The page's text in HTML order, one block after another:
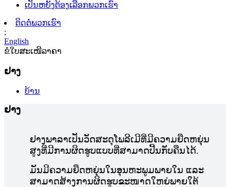
ເປັນຫຍັງຕ້ອງເລືອກພວກເຮົາ
ຕິດຕໍ່ພວກເຮົາ
;
English
ຂໍໃບສະເໜີລາຄາ
ຢາງ
ບ້ານ
ຢາງ
ຢາງພາລາເປັນວັດສະດຸໂພລີເມີທີ່ມີຄວາມຍືດຫຍຸ່ນ
ສູງທີ່ມີການຜິດຮູບແບບທີ່ສາມາດປີ້ນກັບຄືນໄດ້.
ມັນມີຄວາມຍືດຫຍຸ່ນໃນອຸນຫະພູມພາຍໃນ ແລະ
ສາມາດສ້າງການຜິດຮູບຂະໜາດໃຫຍ່ພາຍໃຕ້